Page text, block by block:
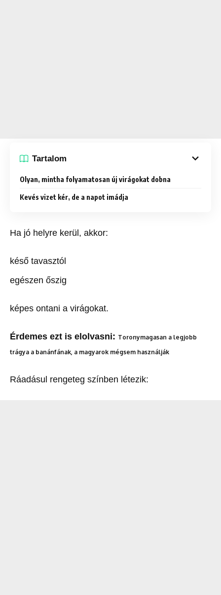
Tartalom
Olyan, mintha folyamatosan új virágokat dobna
Kevés vizet kér, de a napot imádja
Ha jó helyre kerül, akkor:
késő tavasztól
egészen őszig
képes ontani a virágokat.
Érdemes ezt is elolvasni: Toronymagasan a legjobb
trágya a banánfának, a magyarok mégsem használják
Ráadásul rengeteg színben létezik: